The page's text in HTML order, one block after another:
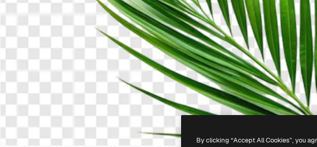
By clicking “Accept All Cookies”, you